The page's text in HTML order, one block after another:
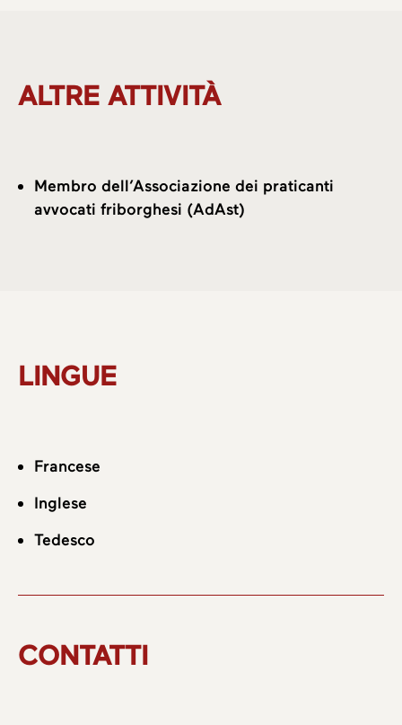
ALTRE ATTIVITÀ
Membro dell’Associazione dei praticanti
avvocati friborghesi (AdAst)
LINGUE
Francese
Inglese
Tedesco
CONTATTI